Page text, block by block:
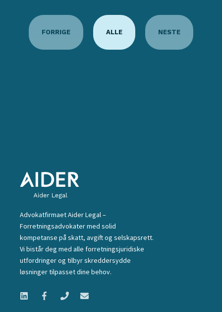
FORRIGE ALLE NESTE
Advokatfirmaet Aider Legal –
Forretningsadvokater med solid
kompetanse på skatt, avgift og selskapsrett.
Vi bistår deg med alle forretningsjuridiske
utfordringer og tilbyr skreddersydde
løsninger tilpasset dine behov.